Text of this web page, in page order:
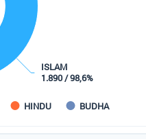
Kabupaten
Provinsi
Kode Desa
Alamat Kantor
ISLAM
1.890 / 98,6%
HINDU BUDHA